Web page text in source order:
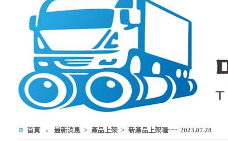
首頁 ﹥ 最新消息 > 產品上架 > 新產品上架囉~~~ 2023.07.28